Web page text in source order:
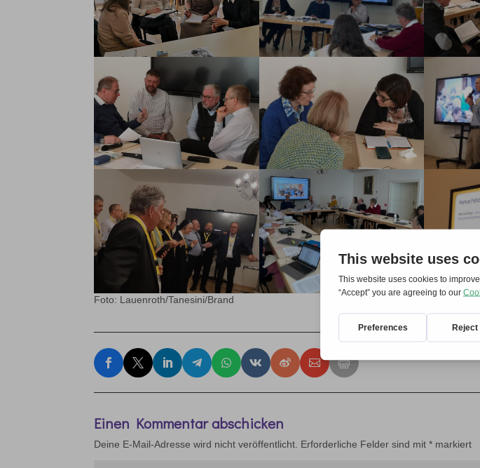
Foto: Lauenroth/Tanesini/Brand
Einen Kommentar abschicken
Deine E-Mail-Adresse wird nicht veröffentlicht. Erforderliche Felder sind mit* markiert